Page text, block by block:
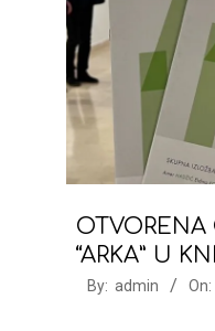
“ARKA” U
2025-
By: admin On: